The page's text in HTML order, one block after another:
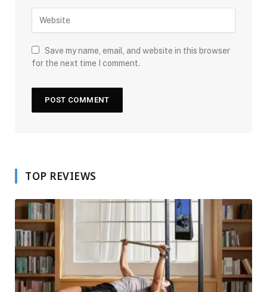
Save my name, email, and website in this browser
for the next time I comment.
TOP REVIEWS